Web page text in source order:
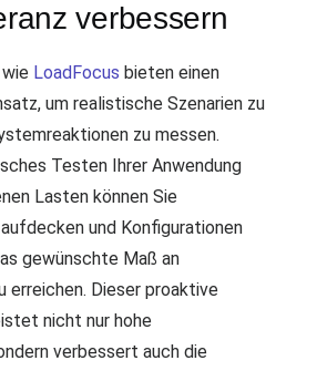
verbessern
wie LoadFocus bieten einen
um realistische Szenarien zu
zu messen.
Testen Ihrer Anwendung
Lasten können Sie
und Konfigurationen
gewünschte Maß an
erreichen. Dieser proaktive
nicht nur hohe
verbessert auch die